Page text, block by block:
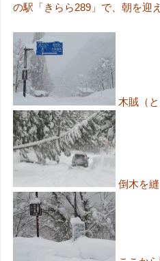
の駅「きらら289」で、朝を迎
木賊（
倒木を